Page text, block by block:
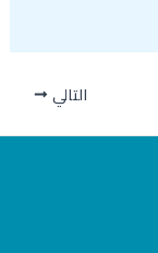
التالي